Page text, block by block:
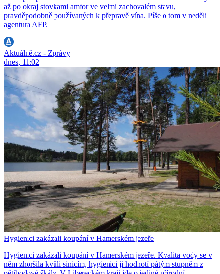
až po okraj stovkami amfor ve velmi zachovalém stavu,
pravděpodobně používaných k přepravě vína. Píše o tom v neděli
agentura AFP.
Aktuálně.cz - Zprávy
dnes, 11:02
Hygienici zakázali koupání v Hamerském jezeře
Hygienici zakázali koupání v Hamerském jezeře. Kvalita vody se v
něm zhoršila kvůli sinicím, hygienici ji hodnotí pátým stupněm z